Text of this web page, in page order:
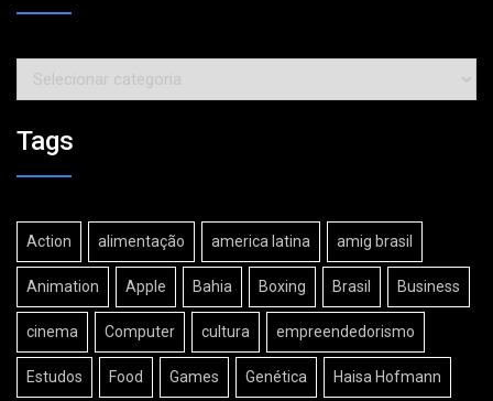
Categorias
Tags
Action alimentação america latina amig brasil
Animation Apple Bahia Boxing Brasil Business
cinema Computer cultura empreendedorismo
Estudos Food Games Genética Haisa Hofmann